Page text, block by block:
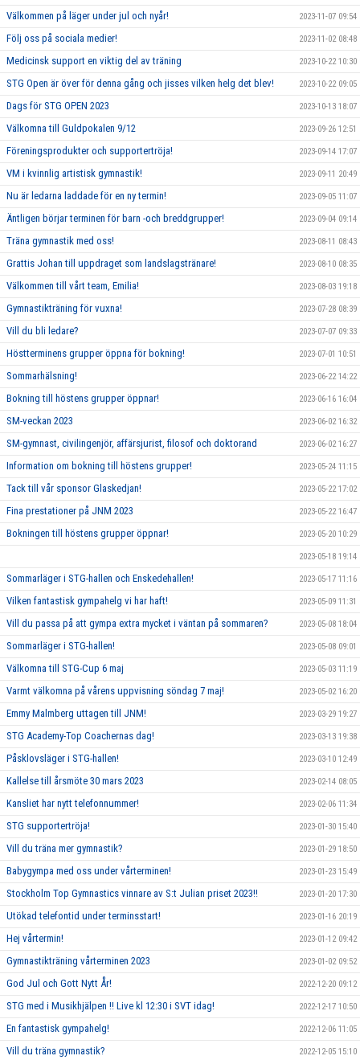
Välkommen på läger under jul och nyår! 2023-11-07 09:54
Följ oss på sociala medier! 2023-11-02 08:48
Medicinsk support en viktig del av träning 2023-10-22 10:30
STG Open är över för denna gång och jisses vilken helg det blev! 2023-10-22 09:05
Dags för STG OPEN 2023 2023-10-13 18:07
Välkomna till Guldpokalen 9/12 2023-09-26 12:51
Föreningsprodukter och supportertröja! 2023-09-14 17:07
VM i kvinnlig artistisk gymnastik! 2023-09-11 20:49
Nu är ledarna laddade för en ny termin! 2023-09-05 11:07
Äntligen börjar terminen för barn -och breddgrupper! 2023-09-04 09:14
Träna gymnastik med oss! 2023-08-11 08:43
Grattis Johan till uppdraget som landslagstränare! 2023-08-10 08:35
Välkommen till vårt team, Emilia! 2023-08-03 19:18
Gymnastikträning för vuxna! 2023-07-28 08:39
Vill du bli ledare? 2023-07-07 09:33
Höstterminens grupper öppna för bokning! 2023-07-01 10:51
Sommarhälsning! 2023-06-22 14:22
Bokning till höstens grupper öppnar! 2023-06-16 16:04
SM-veckan 2023 2023-06-02 16:32
SM-gymnast, civilingenjör, affärsjurist, filosof och doktorand 2023-06-02 16:27
Information om bokning till höstens grupper! 2023-05-24 11:15
Tack till vår sponsor Glaskedjan! 2023-05-22 17:02
Fina prestationer på JNM 2023 2023-05-22 16:47
Bokningen till höstens grupper öppnar! 2023-05-20 10:29
2023-05-18 19:14
Sommarläger i STG-hallen och Enskedehallen! 2023-05-17 11:16
Vilken fantastisk gympahelg vi har haft! 2023-05-09 11:31
Vill du passa på att gympa extra mycket i väntan på sommaren? 2023-05-08 18:04
Sommarläger i STG-hallen! 2023-05-08 09:01
Välkomna till STG-Cup 6 maj 2023-05-03 11:19
Varmt välkomna på vårens uppvisning söndag 7 maj! 2023-05-02 16:20
Emmy Malmberg uttagen till JNM! 2023-03-29 19:27
STG Academy-Top Coachernas dag! 2023-03-13 19:38
Påsklovsläger i STG-hallen! 2023-03-10 12:49
Kallelse till årsmöte 30 mars 2023 2023-02-14 08:05
Kansliet har nytt telefonnummer! 2023-02-06 11:34
STG supportertröja! 2023-01-30 15:40
Vill du träna mer gymnastik? 2023-01-29 18:50
Babygympa med oss under vårterminen! 2023-01-23 15:49
Stockholm Top Gymnastics vinnare av S:t Julian priset 2023!! 2023-01-20 17:30
Utökad telefontid under terminsstart! 2023-01-16 20:19
Hej vårtermin! 2023-01-12 09:42
Gymnastikträning vårterminen 2023 2023-01-02 09:52
God Jul och Gott Nytt År! 2022-12-20 09:12
STG med i Musikhjälpen !! Live kl 12:30 i SVT idag! 2022-12-17 10:50
En fantastisk gympahelg! 2022-12-06 11:05
Vill du träna gymnastik? 2022-12-05 15:10